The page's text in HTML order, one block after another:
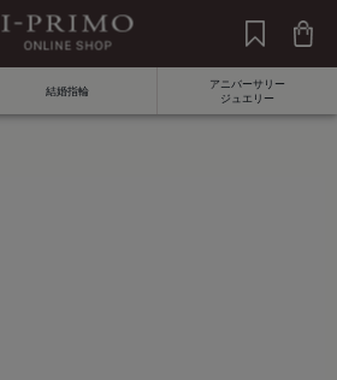
結婚指輪
アニバーサリー
ジュエリー